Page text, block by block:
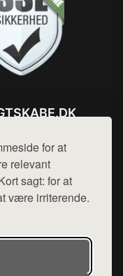
for at
relevant
sagt: for at
være irriterende.
hej@want.dk
og privatlivspolitik
en række
produkter fra